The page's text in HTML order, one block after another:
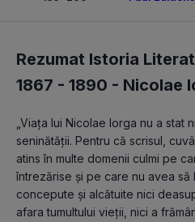
Rezumat Istoria
1867 - 1890 - Nicolae
„Viaţa lui Nicolae Iorga nu a stat
seninătăţii. Pentru că scrisul,
atins în multe domenii culmi pe
întrezărise şi pe care nu avea
concepute şi alcătuite nici
afara tumultului vieţii, nici a